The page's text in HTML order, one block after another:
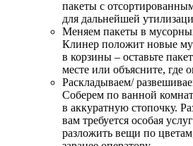
пакеты с
для дальнейшей
Меняем пакеты в
Клинер положит новые
в корзины – оставьте
месте или объясните, где
Раскладываем/
Соберем по ванной
в аккуратную стопочку.
вам требуется особая
разложить вещи по